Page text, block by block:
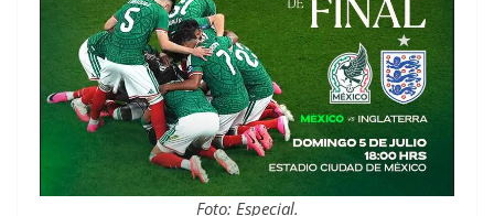
Foto: Especial.